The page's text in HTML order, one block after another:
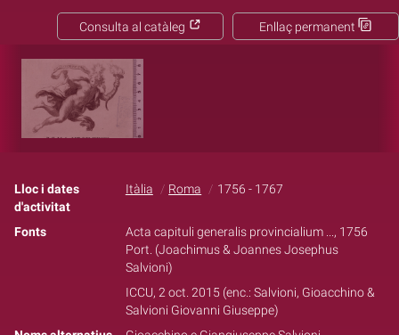
Enllaç permanent
Consulta al catàleg
Lloc i dates
d'activitat
Itàlia Roma 1756 - 1767
Fonts
Acta capituli generalis provincialium ..., 1756
Port. (Joachimus & Joannes Josephus
Salvioni)
ICCU, 2 oct. 2015 (enc.: Salvioni, Gioacchino &
Salvioni Giovanni Giuseppe)